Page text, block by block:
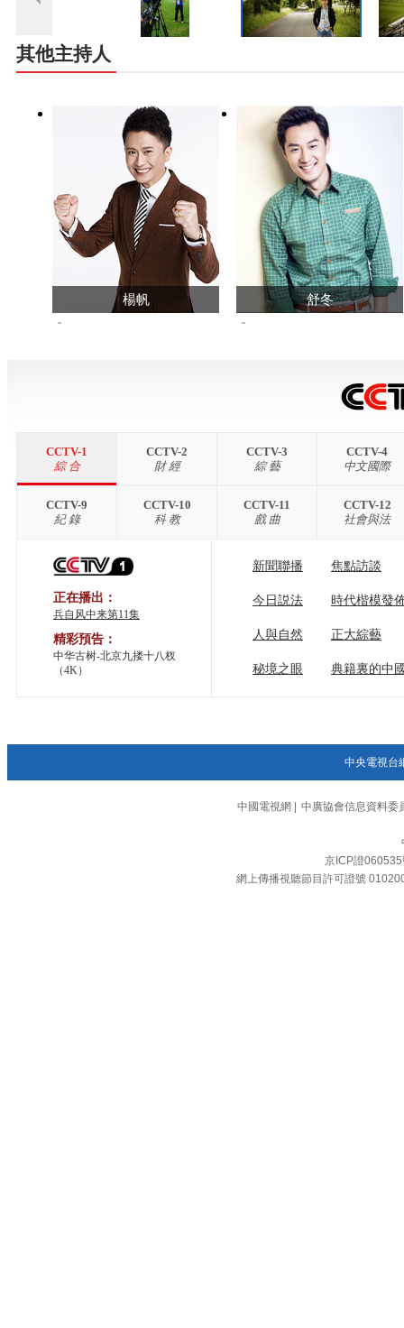
其他主持人
楊帆 舒冬
CCTV-1
綜 合
CCTV-2
財 經
CCTV-3
綜 藝
CCTV-4
中文國際
CCTV-9
紀 錄
CCTV-10
科 教
CCTV-11
戲 曲
CCTV-12
社會與法
正在播出：
兵自风中来第11集
精彩預告：
中华古树-北京九搂十八杈
（4K）
新聞聯播 焦點訪談
今日説法 時代楷模發
人與自然 正大綜藝
秘境之眼 典籍裏的中
中央電視台
中國電視網 中廣協會信息資料委
京ICP證060535
網上傳播視聽節目許可證號